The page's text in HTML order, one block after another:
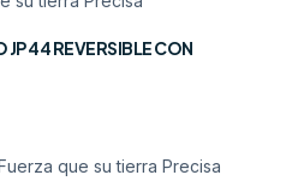
44 REVERSIBLE CON